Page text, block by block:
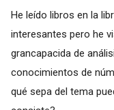
He leído libros en la
interesantes pero he
grancapacida de
conocimientos de
qué sepa del tema